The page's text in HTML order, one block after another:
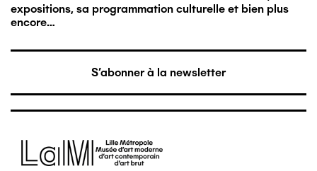
expositions, sa programmation culturelle et bien plus
encore…
S'abonner à la newsletter
Image